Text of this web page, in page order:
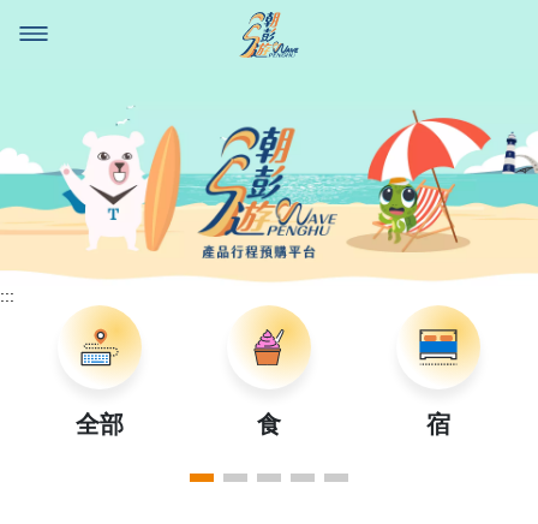
中文 English
日本語
:::
全部 食 宿